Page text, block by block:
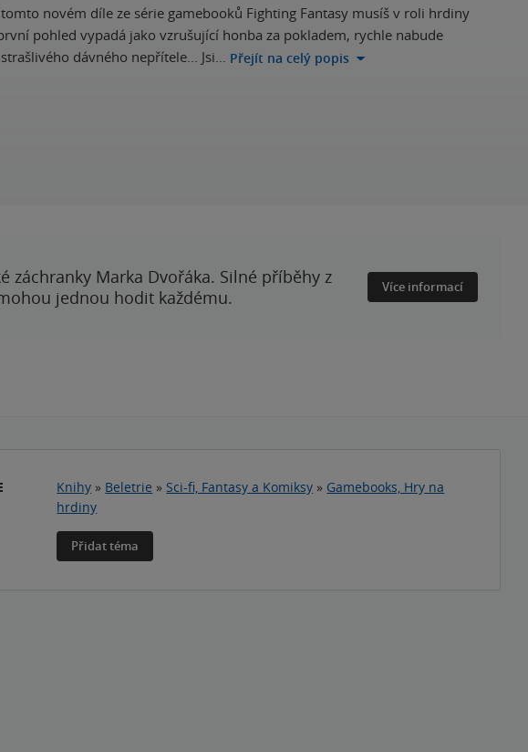
tomto novém díle ze série gamebooků Fighting Fantasy musíš v roli hrdiny
pohled vypadá jako vzrušující honba za pokladem, rychle nabude
dávného nepřítele... Jsi… Přejít na celý popis
záchranky Marka Dvořáka. Silné příběhy z
jednou hodit každému.
Více informací
Knihy » Beletrie » Sci-fi, Fantasy a Komiksy » Gamebooks, Hry na
hrdiny
Přidat téma